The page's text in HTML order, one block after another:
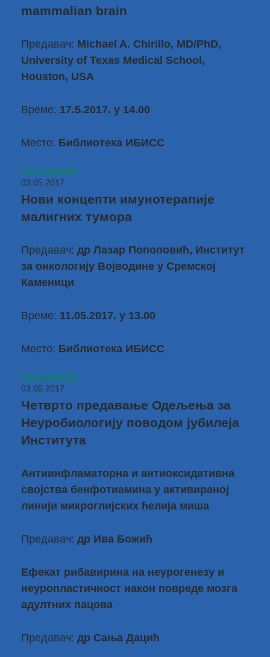
mammalian brain
Предавач: Michael A. Chirillo, MD/PhD,
University of Texas Medical School,
Houston, USA
Време: 17.5.2017. у 14.00
Место: Библиотека ИБИСС
Опширније...
03.05.2017
Нови концепти имунотерапије
малигних тумора
Предавач: др Лазар Попоповић, Институт
за онкологију Војводине у Сремској
Каменици
Време: 11.05.2017. у 13.00
Место: Библиотека ИБИСС
Опширније...
03.05.2017
Четврто предавање Одељења за
Неуробиологију поводом јубилеја
Института
Антиинфламаторна и антиоксидативна
својства бенфотиамина у активираној
линији микроглијских ћелија миша
Предавач: др Ива Божић
Ефекат рибавирина на неурогенезу и
неуропластичност након повреде мозга
адултних пацова
Предавач: др Сања Дацић